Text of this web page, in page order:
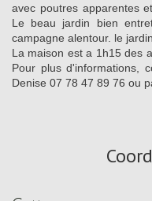
avec poutres apparentes
Le beau jardin bien
campagne alentour. le
La maison est a 1h15 des
Pour plus d'informations,
Denise 07 78 47 89 76 ou